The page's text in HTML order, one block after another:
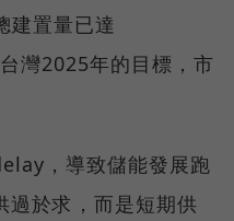
建置量已達
灣2025年的目標，市
，導致儲能發展跑
過於求，而是短期供